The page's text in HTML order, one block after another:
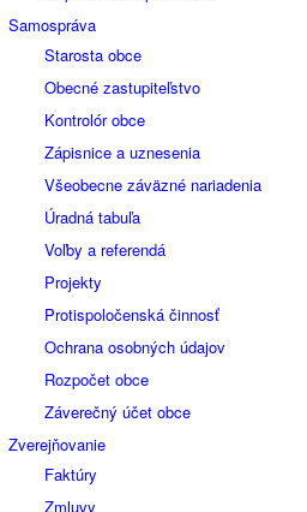
Samospráva
Starosta obce
Obecné zastupiteľstvo
Kontrolór obce
Zápisnice a uznesenia
Všeobecne záväzné nariadenia
Úradná tabuľa
Voľby a referendá
Projekty
Protispoločenská činnosť
Ochrana osobných údajov
Rozpočet obce
Záverečný účet obce
Zverejňovanie
Faktúry
Zmluvy